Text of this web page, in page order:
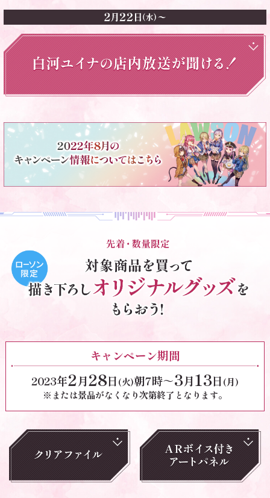
キャンペーン期間
2023年2月28日(火)朝7時～3月13日(月)
※または景品がなくなり次第終了となります。